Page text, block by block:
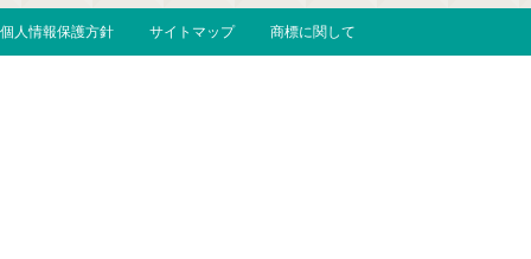
個人情報保護方針 サイトマップ 商標に関して